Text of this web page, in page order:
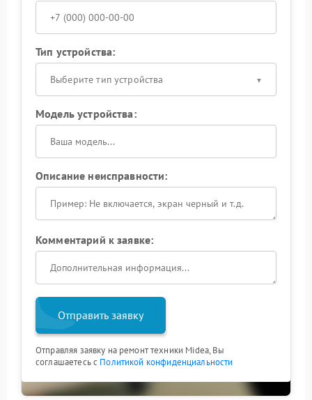
Тип устройства:
Выберите тип устройства
Модель устройства:
Описание неисправности:
Комментарий к заявке:
Отправить заявку
Отправляя заявку на ремонт техники Midea, Вы
соглашаетесь с Политикой конфиденциальности